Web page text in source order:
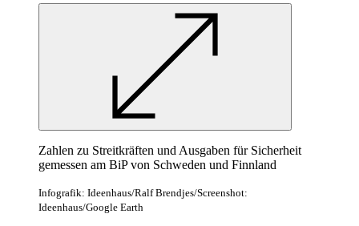
Zahlen zu Streitkräften und Ausgaben für Sicherheit
gemessen am BiP von Schweden und Finnland
Infografik: Ideenhaus/Ralf Brendjes/Screenshot:
Ideenhaus/Google Earth